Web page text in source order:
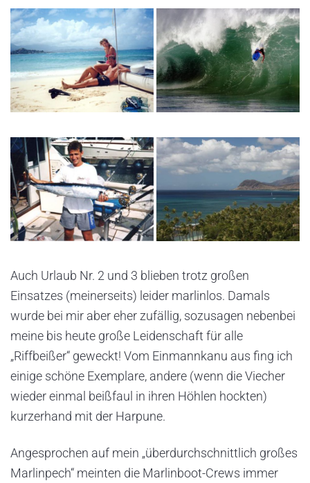
Auch Urlaub Nr. 2 und 3 blieben trotz großen
Einsatzes (meinerseits) leider marlinlos. Damals
wurde bei mir aber eher zufällig, sozusagen nebenbei
meine bis heute große Leidenschaft für alle
„Riffbeißer“ geweckt! Vom Einmannkanu aus fing ich
einige schöne Exemplare, andere (wenn die Viecher
wieder einmal beißfaul in ihren Höhlen hockten)
kurzerhand mit der Harpune.
Angesprochen auf mein „überdurchschnittlich großes
Marlinpech“ meinten die Marlinboot-Crews immer